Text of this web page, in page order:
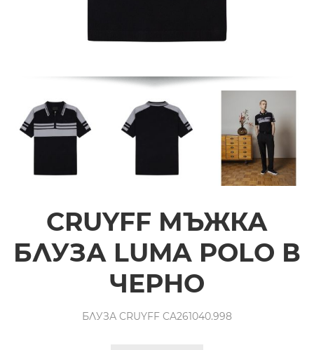
CRUYFF МЪЖКА
БЛУЗА LUMA POLO В
ЧЕРНО
БЛУЗА CRUYFF CA261040.998